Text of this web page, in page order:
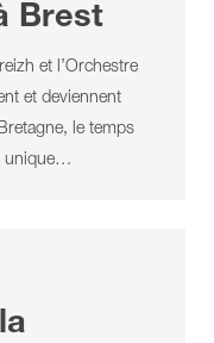
Brest
et l’Orchestre
et deviennent
le temps
unique…